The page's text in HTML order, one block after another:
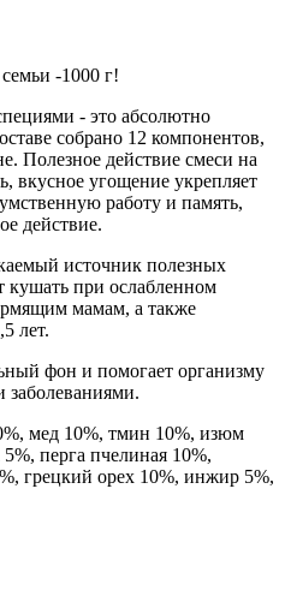
-1000 г!
- это абсолютно
собрано 12 компонентов,
Полезное действие смеси на
вкусное угощение укрепляет
работу и память,
действие.
источник полезных
кушать при ослабленном
мамам, а также
лет.
фон и помогает организму
заболеваниями.
мед 10%, тмин 10%, изюм
перга пчелиная 10%,
грецкий орех 10%, инжир 5%,